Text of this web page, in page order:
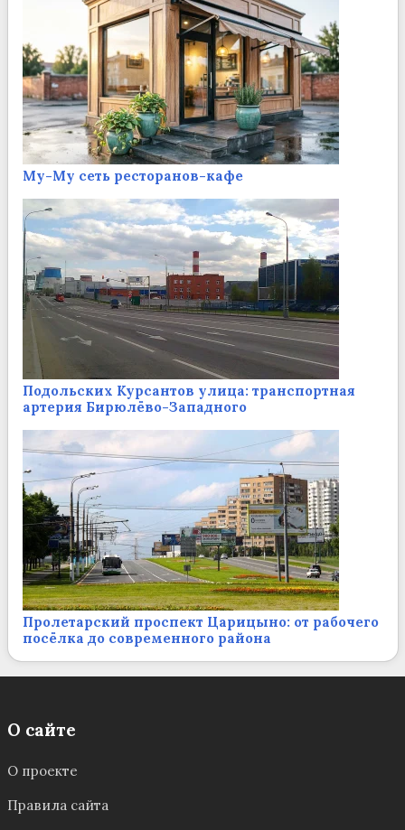
Му-Му сеть ресторанов-кафе
Подольских Курсантов улица: транспортная
артерия Бирюлёво-Западного
Пролетарский проспект Царицыно: от рабочего
посёлка до современного района
О сайте
О проекте
Правила сайта